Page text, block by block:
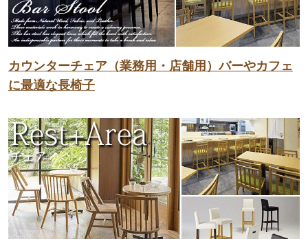
カウンターチェア（業務用・店舗用）バーやカフェ
に最適な長椅子